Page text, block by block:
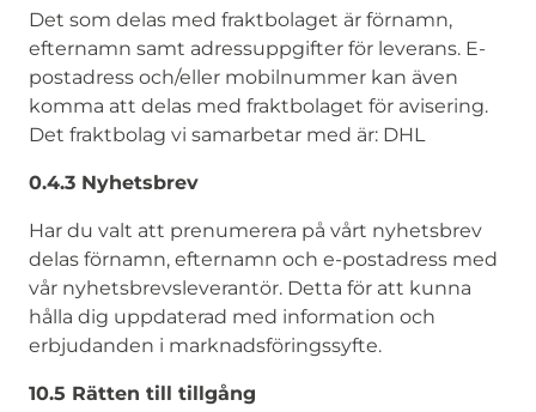
Det som delas med fraktbolaget är förnamn,
efternamn samt adressuppgifter för leverans. E-
postadress och/eller mobilnummer kan även
komma att delas med fraktbolaget för avisering.
Det fraktbolag vi samarbetar med är: DHL
0.4.3 Nyhetsbrev
Har du valt att prenumerera på vårt nyhetsbrev
delas förnamn, efternamn och e-postadress med
vår nyhetsbrevsleverantör. Detta för att kunna
hålla dig uppdaterad med information och
erbjudanden i marknadsföringssyfte.
10.5 Rätten till tillgång